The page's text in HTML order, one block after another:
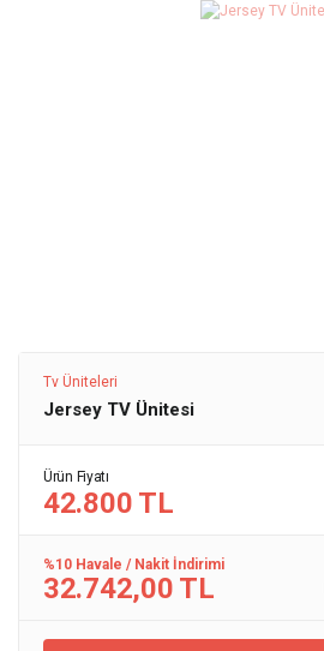
Tv Üniteleri
Jersey TV Ünitesi
Ürün Fiyatı
42.800 TL
%10 Havale / Nakit İndirimi
32.742,00 TL